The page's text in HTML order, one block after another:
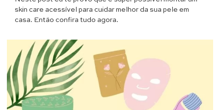
skin care acessível para cuidar melhor da sua pele em
casa. Então confira tudo agora.